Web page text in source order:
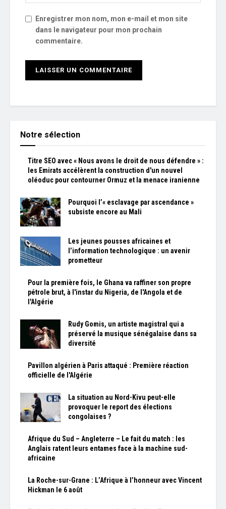
Enregistrer mon nom, mon e-mail et mon site
dans le navigateur pour mon prochain
commentaire.
Notre sélection
Titre SEO avec « Nous avons le droit de nous défendre » :
les Emirats accélèrent la construction d'un nouvel
oléoduc pour contourner Ormuz et la menace iranienne
Pourquoi l’« esclavage par ascendance »
subsiste encore au Mali
Les jeunes pousses africaines et
l’information technologique : un avenir
prometteur
Pour la première fois, le Ghana va raffiner son propre
pétrole brut, à l'instar du Nigeria, de l'Angola et de
l'Algérie
Rudy Gomis, un artiste magistral qui a
préservé la musique sénégalaise dans sa
diversité
Pavillon algérien à Paris attaqué : Première réaction
officielle de l'Algérie
La situation au Nord-Kivu peut-elle
provoquer le report des élections
congolaises ?
Afrique du Sud – Angleterre – Le fait du match : les
Anglais ratent leurs entames face à la machine sud-
africaine
La Roche-sur-Grane : L’Afrique à l’honneur avec Vincent
Hickman le 6 août